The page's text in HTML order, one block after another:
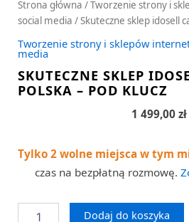
Strona główna /Tworzenie strony i
social media / Skuteczne sklep idosell
Tworzenie strony i sklepów
media
SKUTECZNE SKLEP
POLSKA – POD KLUCZ
1 499,00 zł
Tylko 2 wolne miejsca w tym
czas na bezpłatną rozmowę.
Dodaj do koszyka